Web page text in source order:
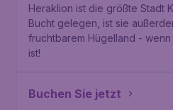
Heraklion ist die größte Stadt
Bucht gelegen, ist sie
fruchtbarem Hügelland -
ist!
Buchen Sie jetzt